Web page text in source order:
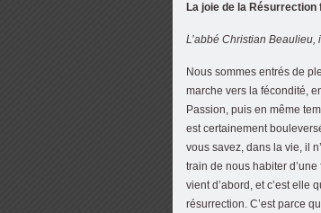
La joie de la
L’abbé Christian Beaulieu,
Nous sommes entrés de
marche vers la fécondité,
Passion, puis en même
est certainement
vous savez, dans la vie, il
train de nous habiter
vient d’abord, et c’est elle
résurrection. C’est parce